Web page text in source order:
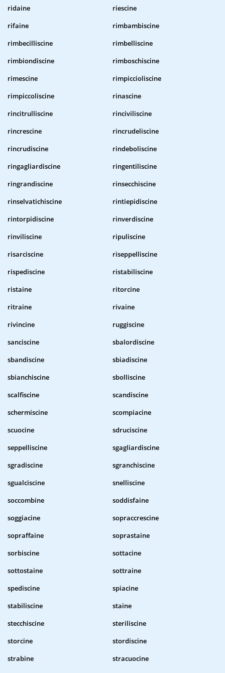
ridaine
riescine
rifaine
rimbambiscine
rimbecilliscine
rimbelliscine
rimbiondiscine
rimboschiscine
rimescine
rimpiccioliscine
rimpiccoliscine
rinascine
rincitrulliscine
rinciviliscine
rincrescine
rincrudeliscine
rincrudiscine
rindeboliscine
ringagliardiscine
ringentiliscine
ringrandiscine
rinsecchiscine
rinselvatichiscine
rintiepidiscine
rintorpidiscine
rinverdiscine
rinviliscine
ripuliscine
risarciscine
riseppelliscine
rispediscine
ristabiliscine
ristaine
ritorcine
ritraine
rivaine
rivincine
ruggiscine
sanciscine
sbalordiscine
sbandiscine
sbiadiscine
sbianchiscine
sbolliscine
scalfiscine
scandiscine
schermiscine
scompiacine
scuocine
sdruciscine
seppelliscine
sgagliardiscine
sgradiscine
sgranchiscine
sgualciscine
snelliscine
soccombine
soddisfaine
soggiacine
sopraccrescine
sopraffaine
soprastaine
sorbiscine
sottacine
sottostaine
sottraine
spediscine
spiacine
stabiliscine
staine
stecchiscine
steriliscine
storcine
stordiscine
strabine
stracuocine